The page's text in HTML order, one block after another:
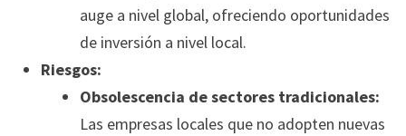
auge a nivel global, ofreciendo oportunidades
de inversión a nivel local.
Riesgos:
Obsolescencia de sectores tradicionales:
Las empresas locales que no adopten nuevas